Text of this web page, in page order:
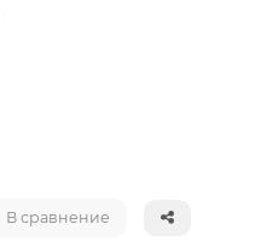
В сравнение